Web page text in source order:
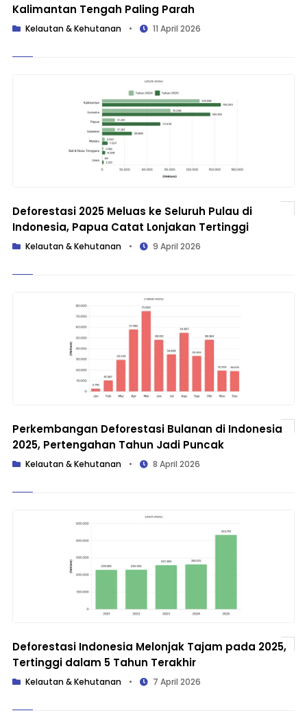
Kalimantan Tengah Paling Parah
Kelautan & Kehutanan • 11 April 2026
Deforestasi 2025 Meluas ke Seluruh Pulau di
Indonesia, Papua Catat Lonjakan Tertinggi
Kelautan & Kehutanan • 9 April 2026
Perkembangan Deforestasi Bulanan di Indonesia
2025, Pertengahan Tahun Jadi Puncak
Kelautan & Kehutanan • 8 April 2026
Deforestasi Indonesia Melonjak Tajam pada 2025,
Tertinggi dalam 5 Tahun Terakhir
Kelautan & Kehutanan • 7 April 2026